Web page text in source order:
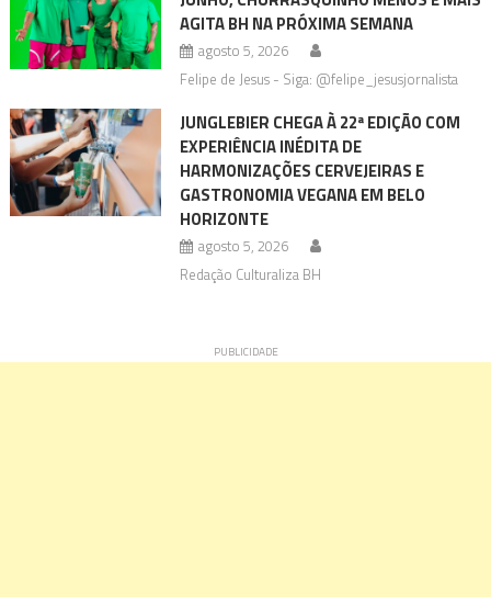
AGITA BH NA PRÓXIMA SEMANA
agosto 5, 2026
Felipe de Jesus - Siga: @felipe_jesusjornalista
JUNGLEBIER CHEGA À 22ª EDIÇÃO COM
EXPERIÊNCIA INÉDITA DE
HARMONIZAÇÕES CERVEJEIRAS E
GASTRONOMIA VEGANA EM BELO
HORIZONTE
agosto 5, 2026
Redação Culturaliza BH